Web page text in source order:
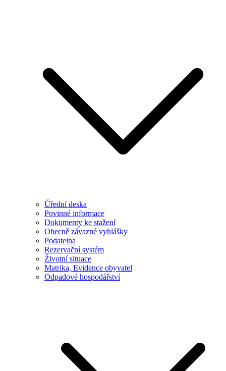
Úřední deska
Povinné informace
Dokumenty ke stažení
Obecně závazné vyhlášky
Podatelna
Rezervační systém
Životní situace
Matrika, Evidence obyvatel
Odpadové hospodářství